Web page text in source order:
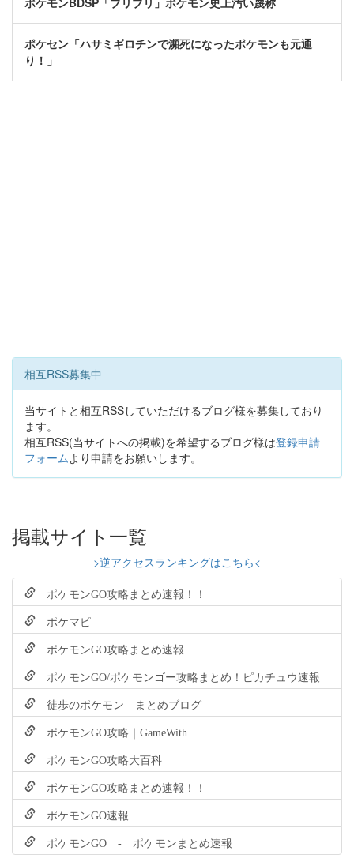
ポケセン「ハサミギロチンで瀕死になったポケモンも元通
り！」
相互RSS募集中
当サイトと相互RSSしていただけるブログ様を募集しており
ます。
相互RSS(当サイトへの掲載)を希望するブログ様は登録申請
フォームより申請をお願いします。
掲載サイト一覧
>逆アクセスランキングはこちら<
ポケモンGO攻略まとめ速報！！
ポケマピ
ポケモンGO攻略まとめ速報
ポケモンGO/ポケモンゴー攻略まとめ！ピカチュウ速報
徒歩のポケモン まとめブログ
ポケモンGO攻略｜GameWith
ポケモンGO攻略大百科
ポケモンGO攻略まとめ速報！！
ポケモンGO速報
ポケモンGO - ポケモンまとめ速報